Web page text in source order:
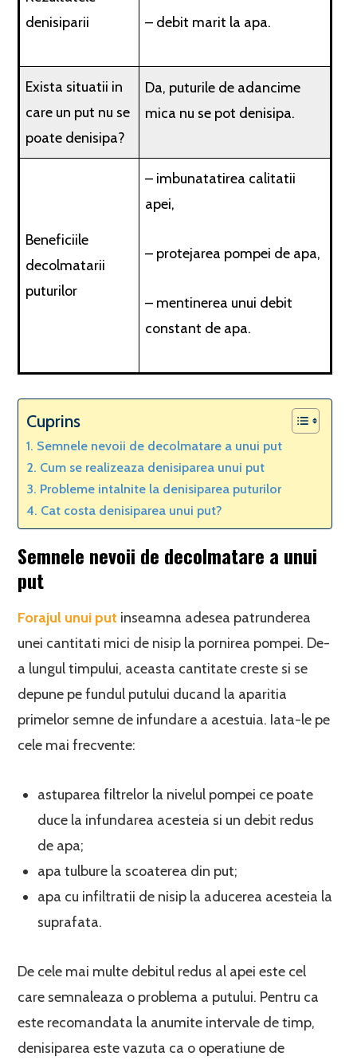
denisiparii
– debit marit la apa.
Exista situatii in
care un put nu se
poate denisipa?
Da, puturile de adancime
mica nu se pot denisipa.
Beneficiile
decolmatarii
puturilor
– imbunatatirea calitatii
apei,
– protejarea pompei de apa,
– mentinerea unui debit
constant de apa.
Cuprins
Semnele nevoii de decolmatare a unui put
Cum se realizeaza denisiparea unui put
Probleme intalnite la denisiparea puturilor
Cat costa denisiparea unui put?
Semnele nevoii de decolmatare a unui
put
Forajul unui put inseamna adesea patrunderea
unei cantitati mici de nisip la pornirea pompei. De-
a lungul timpului, aceasta cantitate creste si se
depune pe fundul putului ducand la aparitia
primelor semne de infundare a acestuia. Iata-le pe
cele mai frecvente:
astuparea filtrelor la nivelul pompei ce poate
duce la infundarea acesteia si un debit redus
de apa;
apa tulbure la scoaterea din put;
apa cu infiltratii de nisip la aducerea acesteia la
suprafata.
De cele mai multe debitul redus al apei este cel
care semnaleaza o problema a putului. Pentru ca
este recomandata la anumite intervale de timp,
denisiparea este vazuta ca o operatiune de